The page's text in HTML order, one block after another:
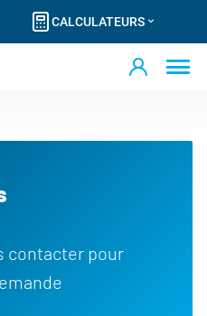
CALCULATEURS
contacter pour